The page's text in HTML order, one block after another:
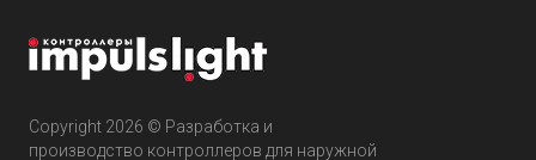
Copyright 2026 © Разработка и
производство контроллеров для наружной